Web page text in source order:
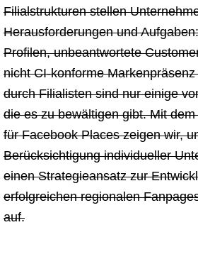
Filialstrukturen stellen
Herausforderungen und
Profilen, unbeantwortete
nicht CI-konforme
durch Filialisten sind nur einige
die es zu bewältigen gibt. Mit dem
für Facebook Places zeigen wir,
Berücksichtigung individueller
einen Strategieansatz zur
erfolgreichen regionalen
auf.